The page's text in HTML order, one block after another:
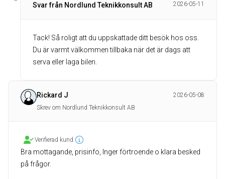
Svar från Nordlund Teknikkonsult AB 2026-05-11
Tack! Så roligt att du uppskattade ditt besök hos oss.
Du är varmt välkommen tillbaka när det är dags att
serva eller laga bilen.
Rickard J
2026-05-08
Skrev om Nordlund Teknikkonsult AB
Verifierad kund
Bra mottagande, prisinfo, Inger förtroende o klara besked
på frågor.